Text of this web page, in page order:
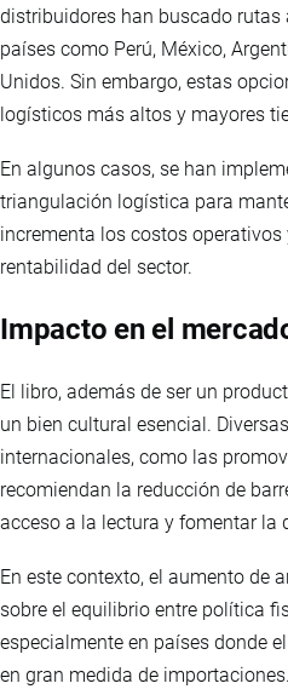
distribuidores han buscado rutas
países como Perú, México,
Unidos. Sin embargo, estas
logísticos más altos y mayores
En algunos casos, se han
triangulación logística para
incrementa los costos operativos
rentabilidad del sector.
Impacto en el
El libro, además de ser un
un bien cultural esencial.
internacionales, como las
recomiendan la reducción de
acceso a la lectura y fomentar la
En este contexto, el aumento de
sobre el equilibrio entre política
especialmente en países donde
en gran medida de importaciones.